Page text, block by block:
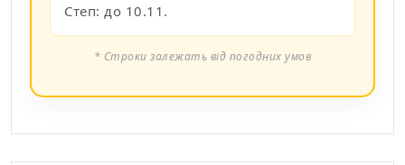
Степ: до 10.11.
* Строки залежать від погодних умов